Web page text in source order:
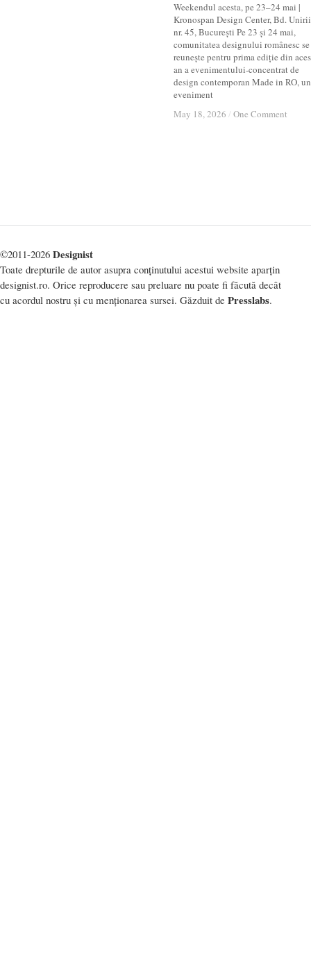
Weekendul acesta, pe 23–24 mai |
Kronospan Design Center, Bd. Unirii
nr. 45, București Pe 23 și 24 mai,
comunitatea designului românesc se
reunește pentru prima ediție din
an a evenimentului-concentrat de
design contemporan Made in RO, un
eveniment
May 18, 2026 / One Comment
May 18, 2026 / One Comment
©2011-2026 Designist
Toate drepturile de autor asupra conținutului acestui website aparțin
designist.ro. Orice reproducere sau preluare nu poate fi făcută decât
cu acordul nostru și cu menționarea sursei. Găzduit de Presslabs.